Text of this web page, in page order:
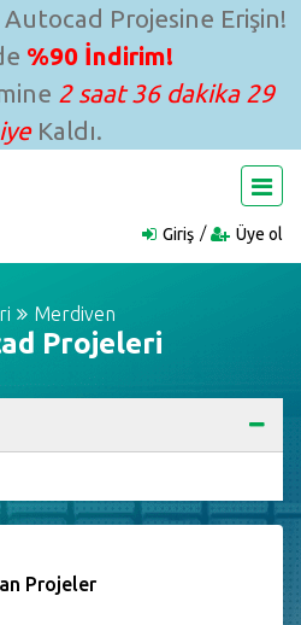
Projesine Erişin!
%90 İndirim!
2 saat 36 dakika 28
Kaldı.
Giriş Üye ol
Merdiven
Projeleri
Projeler